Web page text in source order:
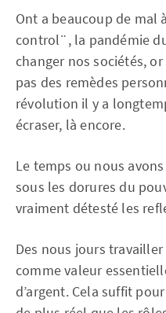
Ont a beaucoup de mal
control¨, la pandémie
changer nos sociétés,
pas des remèdes
révolution il y a
écraser, là encore.
Le temps ou nous
sous les dorures du
vraiment détesté les
Des nous jours travailler
comme valeur
d’argent. Cela suffit